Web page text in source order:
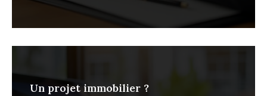
Un projet immobilier ?